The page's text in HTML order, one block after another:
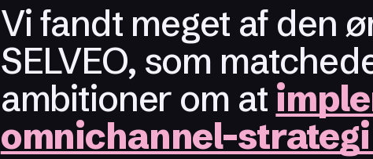
Vi fandt meget af den
SELVEO, som
ambitioner om at
omnichannel-